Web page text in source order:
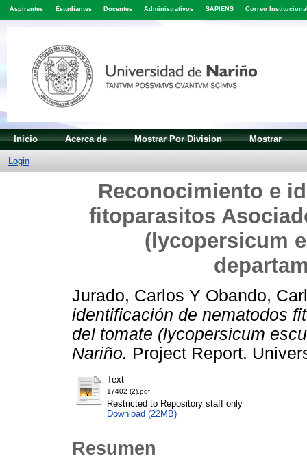
Aspirantes Estudiantes Docentes Administrativos SAPIENS Correo
Inicio Acerca de Mostrar Por Division Mostrar
Login
Reconocimiento e
fitoparasitos
(lycopersicum
Jurado, Carlos Y Obando,
identificación de nematodos
del tomate (lycopersicum
Nariño. Project Report.
Text
17402 (2).pdf
Restricted to Repository staff only
Download (22MB)
Resumen